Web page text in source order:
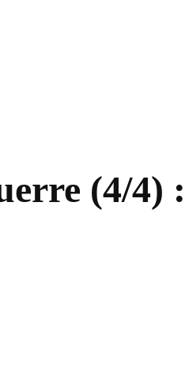
(4/4)